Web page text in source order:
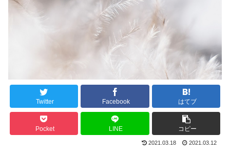
Twitter Facebook はてブ
Pocket LINE コピー
2021.03.18 2021.03.12